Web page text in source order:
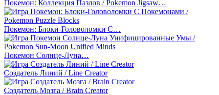
Покемон: Коллекция Пазлов / Pokemon Jigsaw…
Покемон: Блоки-Головоломки С…
Покемон Солнце-Луна…
Создатель Линий / Line Creator
Создатель Мозга / Brain Creator